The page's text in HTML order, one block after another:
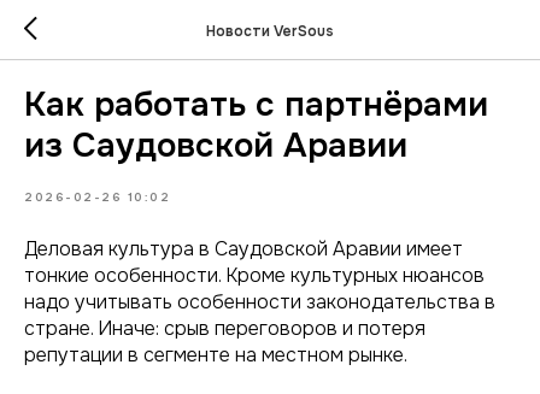
Новости VerSous
Как работать с партнёрами
из Саудовской Аравии
2026-02-26 10:02
Деловая культура в Саудовской Аравии имеет
тонкие особенности. Кроме культурных нюансов
надо учитывать особенности законодательства в
стране. Иначе: срыв переговоров и потеря
репутации в сегменте на местном рынке.